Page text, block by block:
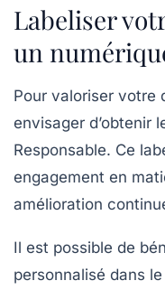
Labeliser
un
Pour valoriser votre
envisager d’obtenir
Responsable. Ce
engagement en
amélioration
Il est possible de
personnalisé dans